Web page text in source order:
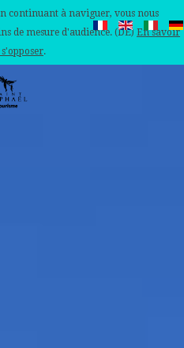
continuant à naviguer, vous nous
de mesure d'audience. (DE) En savoir
.